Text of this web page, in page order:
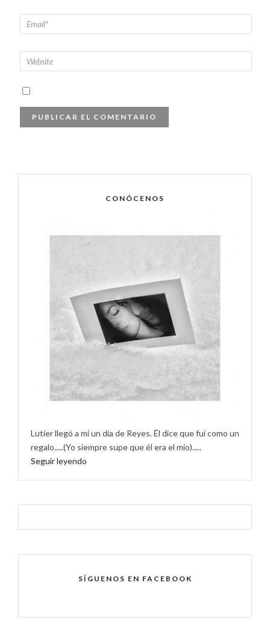
CONÓCENOS
Lutier llegó a mí un día de Reyes. Él dice que fui como un
regalo.....(Yo siempre supe que él era el mío).....
Seguir leyendo
SÍGUENOS EN FACEBOOK